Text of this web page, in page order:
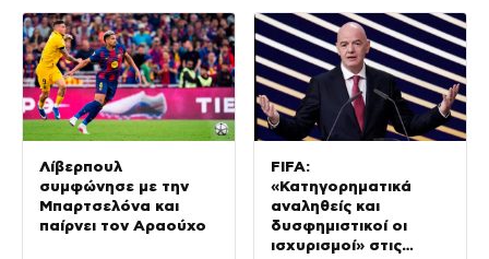
Λίβερπουλ
συμφώνησε με την
Μπαρτσελόνα και
παίρνει τον Αραούχο
FIFA:
«Κατηγορηματικά
αναληθείς και
δυσφημιστικοί οι
ισχυρισμοί» στις